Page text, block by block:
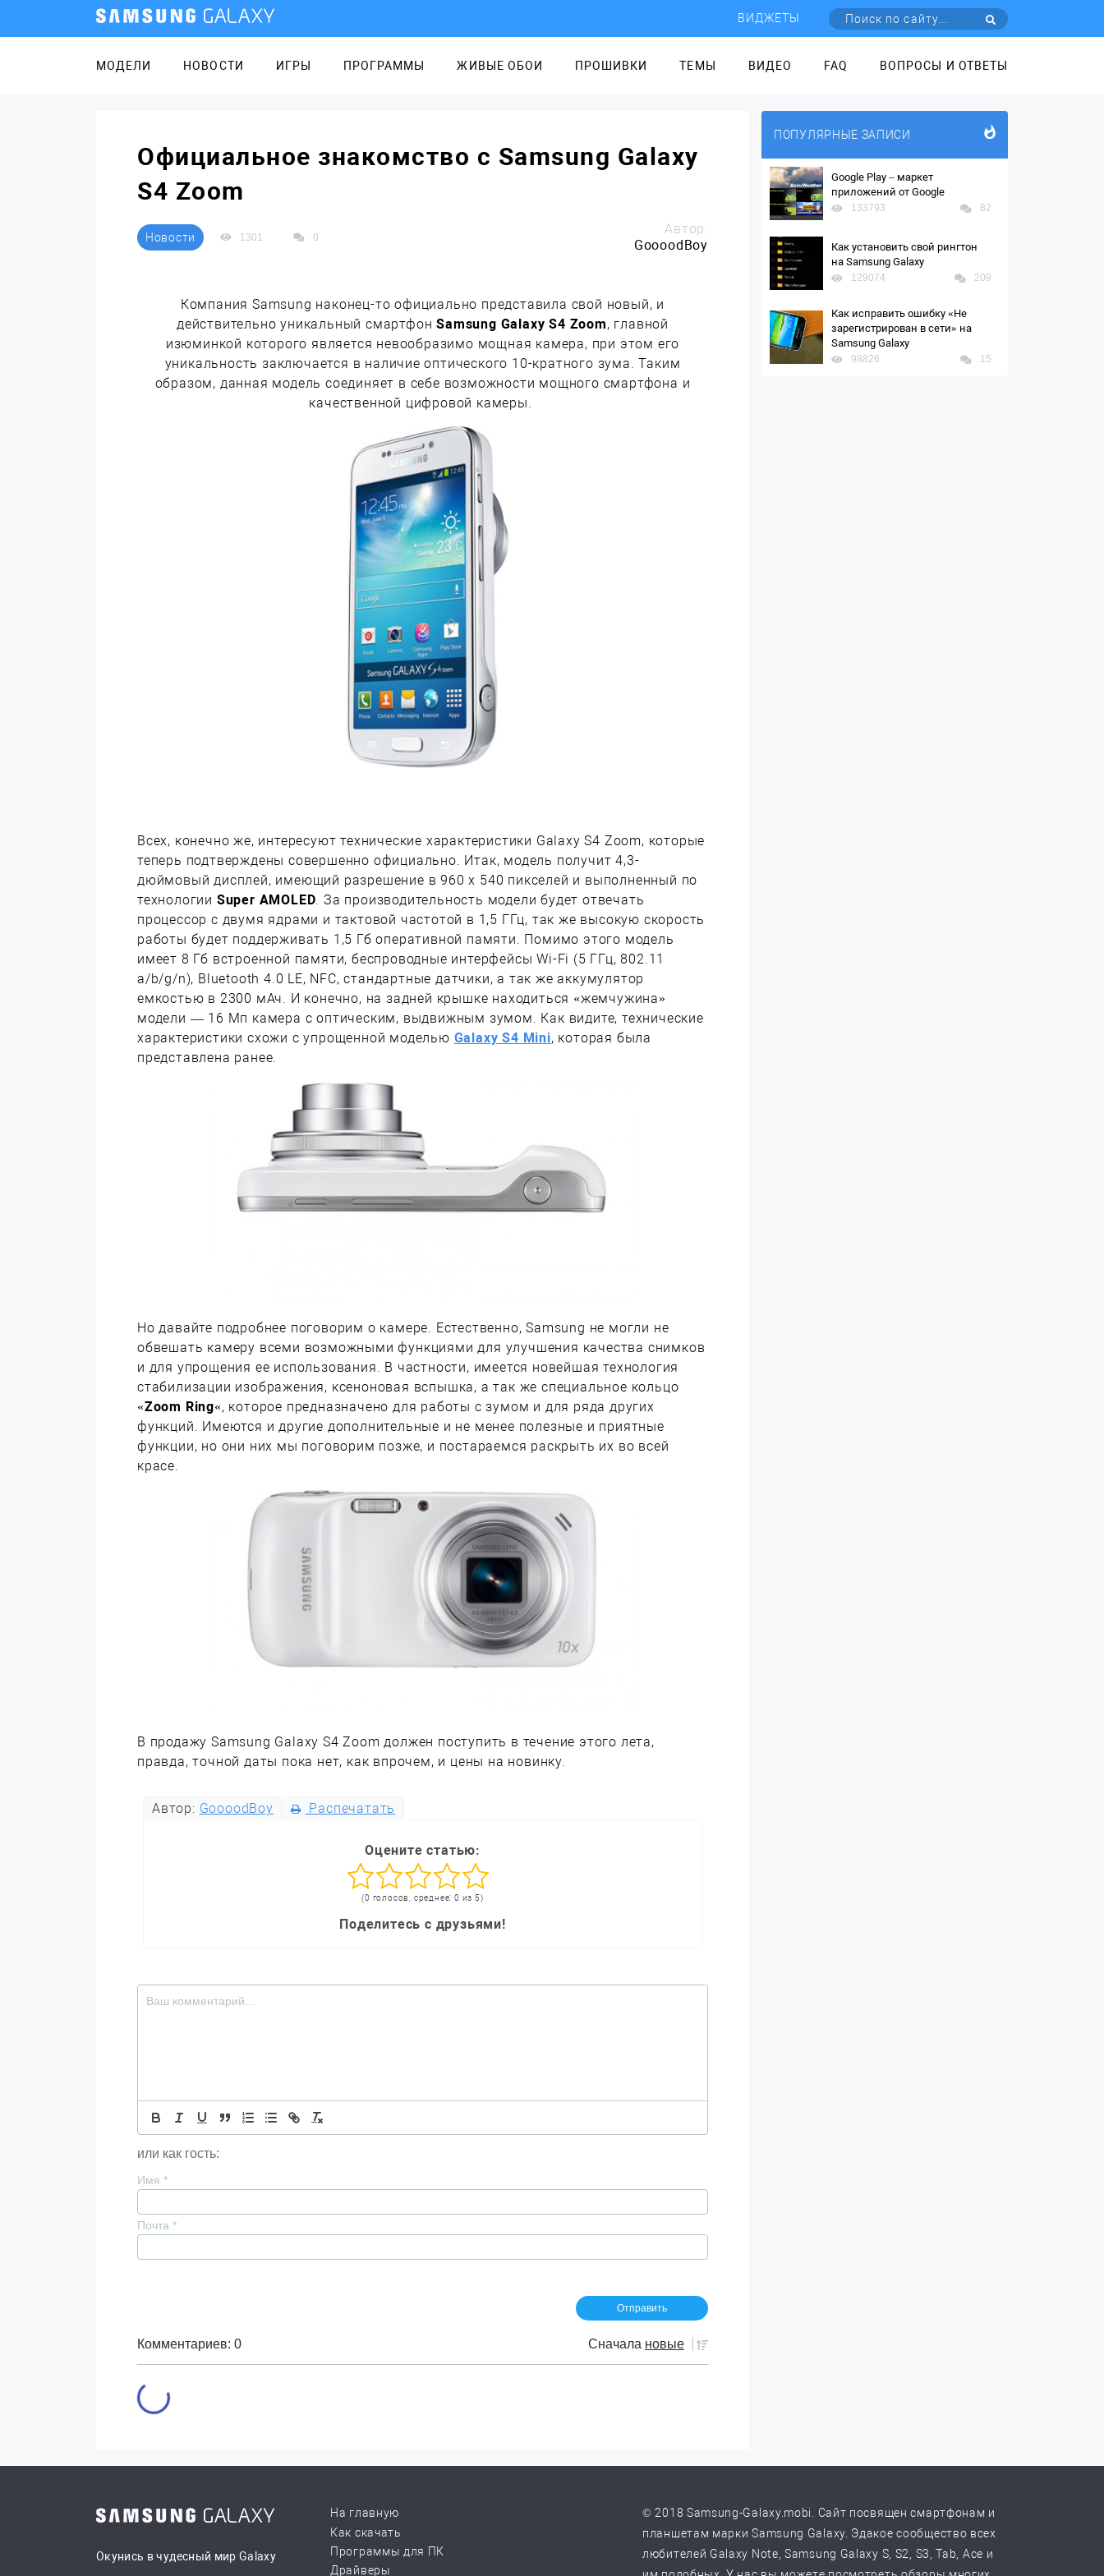
ВИДЖЕТЫ
МОДЕЛИ НОВОСТИ ИГРЫ ПРОГРАММЫ ЖИВЫЕ ОБОИ ПРОШИВКИ ТЕМЫ ВИДЕО FAQ ВОПРОСЫ И ОТВЕТЫ
Официальное знакомство с Samsung Galaxy
S4 Zoom
Новости 1301 0
Автор:
GoooodBoy
Компания Samsung наконец-то официально представила свой новый, и
действительно уникальный смартфонSamsung Galaxy S4 Zoom, главной
изюминкой которого является невообразимо мощная камера, при этом его
уникальность заключается в наличие оптического 10-кратного зума. Таким
образом, данная модель соединяет в себе возможности мощного смартфона и
качественной цифровой камеры.
Всех, конечно же, интересуют технические характеристики Galaxy S4 Zoom, которые
теперь подтверждены совершенно официально. Итак, модель получит 4,3-
дюймовый дисплей, имеющий разрешение в 960 х 540 пикселей и выполненный по
технологии Super AMOLED . За производительность модели будет отвечать
процессор с двумя ядрами и тактовой частотой в 1,5 ГГц, так же высокую скорость
работы будет поддерживать 1,5 Гб оперативной памяти. Помимо этого модель
имеет 8 Гб встроенной памяти, беспроводные интерфейсы Wi-Fi (5 ГГц, 802.11
a/b/g/n), Bluetooth 4.0 LE, NFC, стандартные датчики, а так же аккумулятор
емкостью в 2300 мАч. И конечно, на задней крышке находиться «жемчужина»
модели — 16 Мп камера с оптическим, выдвижным зумом. Как видите, технические
характеристики схожи с упрощенной моделью Galaxy S4 Mini, которая была
представлена ранее.
Но давайте подробнее поговорим о камере. Естественно, Samsung не могли не
обвешать камеру всеми возможными функциями для улучшения качества снимков
и для упрощения ее использования. В частности, имеется новейшая технология
стабилизации изображения, ксеноновая вспышка, а так же специальное кольцо
«Zoom Ring«, которое предназначено для работы с зумом и для ряда других
функций. Имеются и другие дополнительные и не менее полезные и приятные
функции, но они них мы поговорим позже, и постараемся раскрыть их во всей
красе.
В продажу Samsung Galaxy S4 Zoom должен поступить в течение этого лета,
правда, точной даты пока нет, как впрочем, и цены на новинку.
Автор: GoooodBoy Распечатать
Оцените статью:
(0 голосов, среднее: 0 из 5)
Поделитесь с друзьями!
или как гость:
Имя *
Почта *
Комментариев: 0 Сначала новые
ПОПУЛЯРНЫЕ ЗАПИСИ
Google Play – маркет
приложений от Google
133793 82
Как установить свой рингтон
на Samsung Galaxy
129074 209
Как исправить ошибку «Не
зарегистрирован в сети» на
Samsung Galaxy
98826 15
Окунись в чудесный мир Galaxy
На главную
Как скачать
Программы для ПК
Драйверы
© 2018 Samsung-Galaxy.mobi. Сайт посвящен смартфонам и
планшетам марки Samsung Galaxy. Эдакое сообщество всех
любителей Galaxy Note, Samsung Galaxy S, S2, S3, Tab, Ace и